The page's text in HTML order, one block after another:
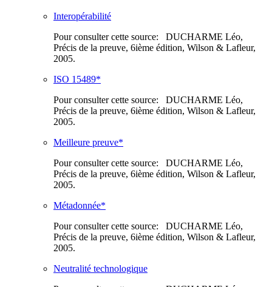
Interopérabilité
Pour consulter cette source: DUCHARME Léo,
Précis de la preuve, 6ième édition, Wilson & Lafleur,
2005.
ISO 15489*
Pour consulter cette source: DUCHARME Léo,
Précis de la preuve, 6ième édition, Wilson & Lafleur,
2005.
Meilleure preuve*
Pour consulter cette source: DUCHARME Léo,
Précis de la preuve, 6ième édition, Wilson & Lafleur,
2005.
Métadonnée*
Pour consulter cette source: DUCHARME Léo,
Précis de la preuve, 6ième édition, Wilson & Lafleur,
2005.
Neutralité technologique